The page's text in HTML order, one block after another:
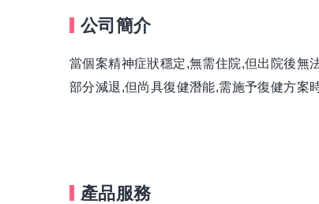
公司簡介
當個案精神症狀穩定,無需住院,但出院後無
部分減退,但尚具復健潛能,需施予復健方案
產品服務